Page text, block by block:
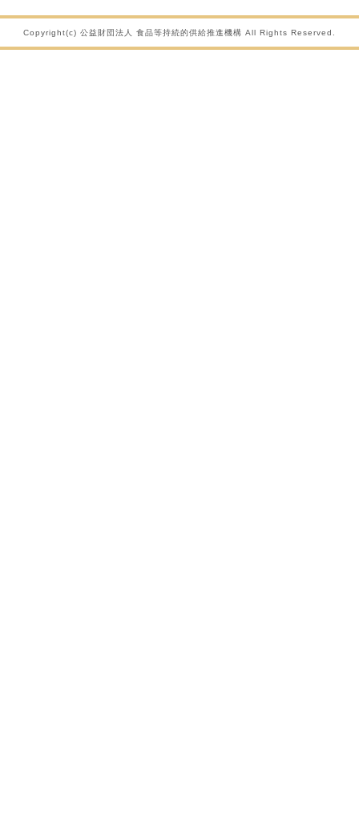
Copyright(c) 公益財団法人 食品等持続的供給推進機構 All Rights Reserved.